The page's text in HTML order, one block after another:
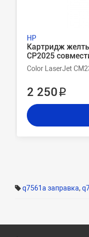
HP
Картридж
CP2025
Color LaserJet
2 250 ₽
q7561a заправка,